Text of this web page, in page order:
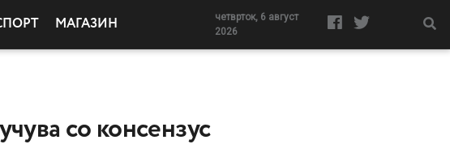
МАГАЗИН
четврток, 6 август
2026
со консензус